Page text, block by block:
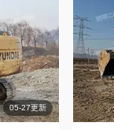
05-27更新